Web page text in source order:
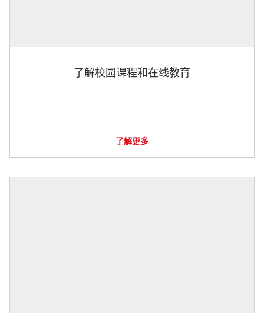
了解校园课程和在线教育
了解更多